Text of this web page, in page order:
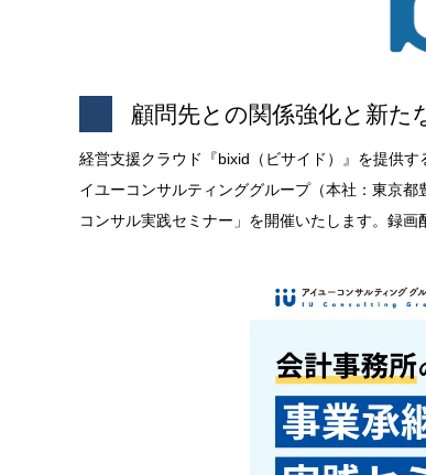
顧問先との関係強化と新た
経営支援クラウド『bixid（ビサイド）』を提供
イユーコンサルティンググループ（本社：東京
コンサル実践セミナー」を開催いたします。録